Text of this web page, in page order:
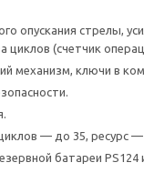
опускания стрелы,
циклов (счетчик
механизм, ключи в
— до 35, ресурс —
батареи PS124